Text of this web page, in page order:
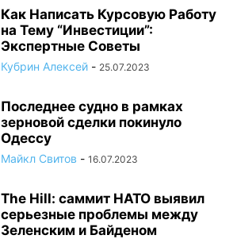
Как Написать Курсовую Работу
на Тему “Инвестиции”:
Экспертные Советы
Кубрин Алексей - 25.07.2023
Последнее судно в рамках
зерновой сделки покинуло
Одессу
Майкл Свитов - 16.07.2023
The Hill: саммит НАТО выявил
серьезные проблемы между
Зеленским и Байденом